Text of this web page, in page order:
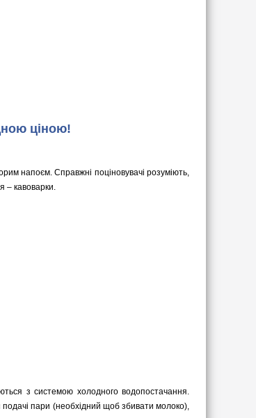
ціною!
напоєм. Справжні поціновувачі розуміють,
– кавоварки.
з системою холодного водопостачання.
подачі пари (необхідний щоб збивати молоко),